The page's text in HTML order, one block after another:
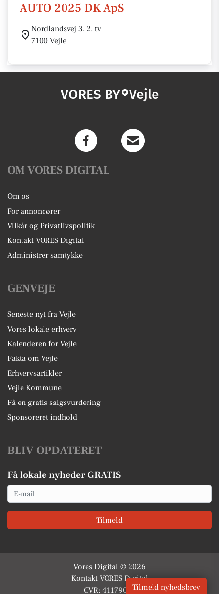
AUTO 2025 DK ApS
Nordlandsvej 3, 2. tv
7100 Vejle
VORES BY Vejle
OM VORES DIGITAL
Om os
For annoncører
Vilkår og Privatlivspolitik
Kontakt VORES Digital
Administrer samtykke
GENVEJE
Seneste nyt fra Vejle
Vores lokale erhverv
Kalenderen for Vejle
Fakta om Vejle
Erhvervsartikler
Vejle Kommune
Få en gratis salgsvurdering
Sponsoreret indhold
BLIV OPDATERET
Få lokale nyheder GRATIS
Email
Tilmeld
Vores Digital © 2026
Kontakt VORES Digital
CVR: 41179082Tilmeld nyhedsbrev